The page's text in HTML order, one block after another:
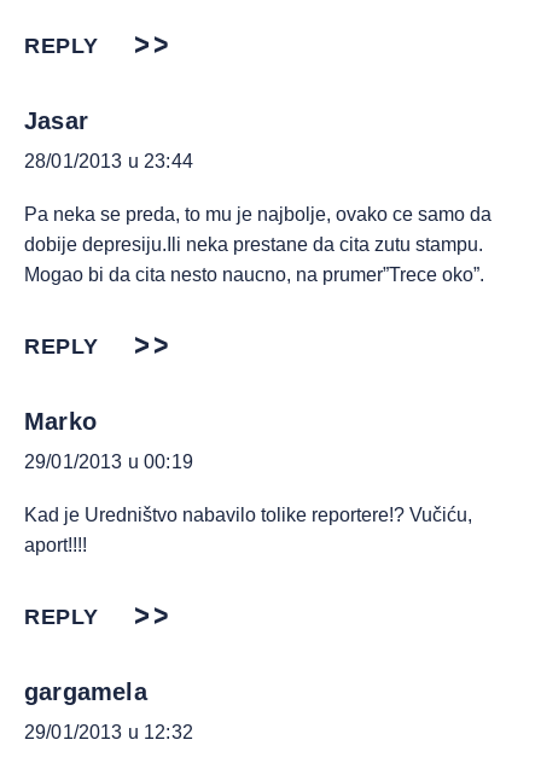
REPLY
Jasar
28/01/2013 u 23:44
Pa neka se preda, to mu je najbolje, ovako ce samo da
dobije depresiju.Ili neka prestane da cita zutu stampu.
Mogao bi da cita nesto naucno, na prumer”Trece oko”.
REPLY
Marko
29/01/2013 u 00:19
Kad je Uredništvo nabavilo tolike reportere!? Vučiću,
aport!!!!
REPLY
gargamela
29/01/2013 u 12:32